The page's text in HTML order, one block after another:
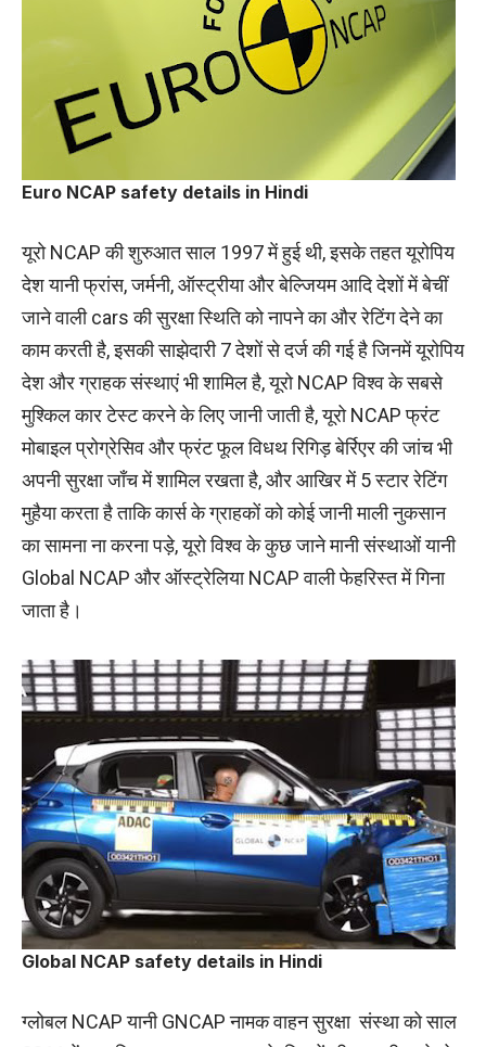
Euro NCAP safety details in Hindi
यूरो NCAP की शुरुआत साल 1997 में हुई थी, इसके तहत यूरोपिय
देश यानी फ्रांस, जर्मनी, ऑस्ट्रीया और बेल्जियम आदि देशों में बेचीं
जाने वाली cars की सुरक्षा स्थिति को नापने का और रेटिंग देने का
काम करती है, इसकी साझेदारी 7 देशों से दर्ज की गई है जिनमें यूरोपिय
देश और ग्राहक संस्थाएं भी शामिल है, यूरो NCAP विश्व के सबसे
मुश्किल कार टेस्ट करने के लिए जानी जाती है, यूरो NCAP फ्रंट
मोबाइल प्रोग्रेसिव और फ्रंट फूल विधथ रिगिड़ बेर्रिएर की जांच भी
अपनी सुरक्षा जाँच में शामिल रखता है, और आखिर में 5 स्टार रेटिंग
मुहैया करता है ताकि कार्स के ग्राहकों को कोई जानी माली नुकसान
का सामना ना करना पड़े, यूरो विश्व के कुछ जाने मानी संस्थाओं यानी
Global NCAP और ऑस्ट्रेलिया NCAP वाली फेहरिस्त में गिना
जाता है।
Global NCAP safety details in Hindi
ग्लोबल NCAP यानी GNCAP नामक वाहन सुरक्षा संस्था को साल